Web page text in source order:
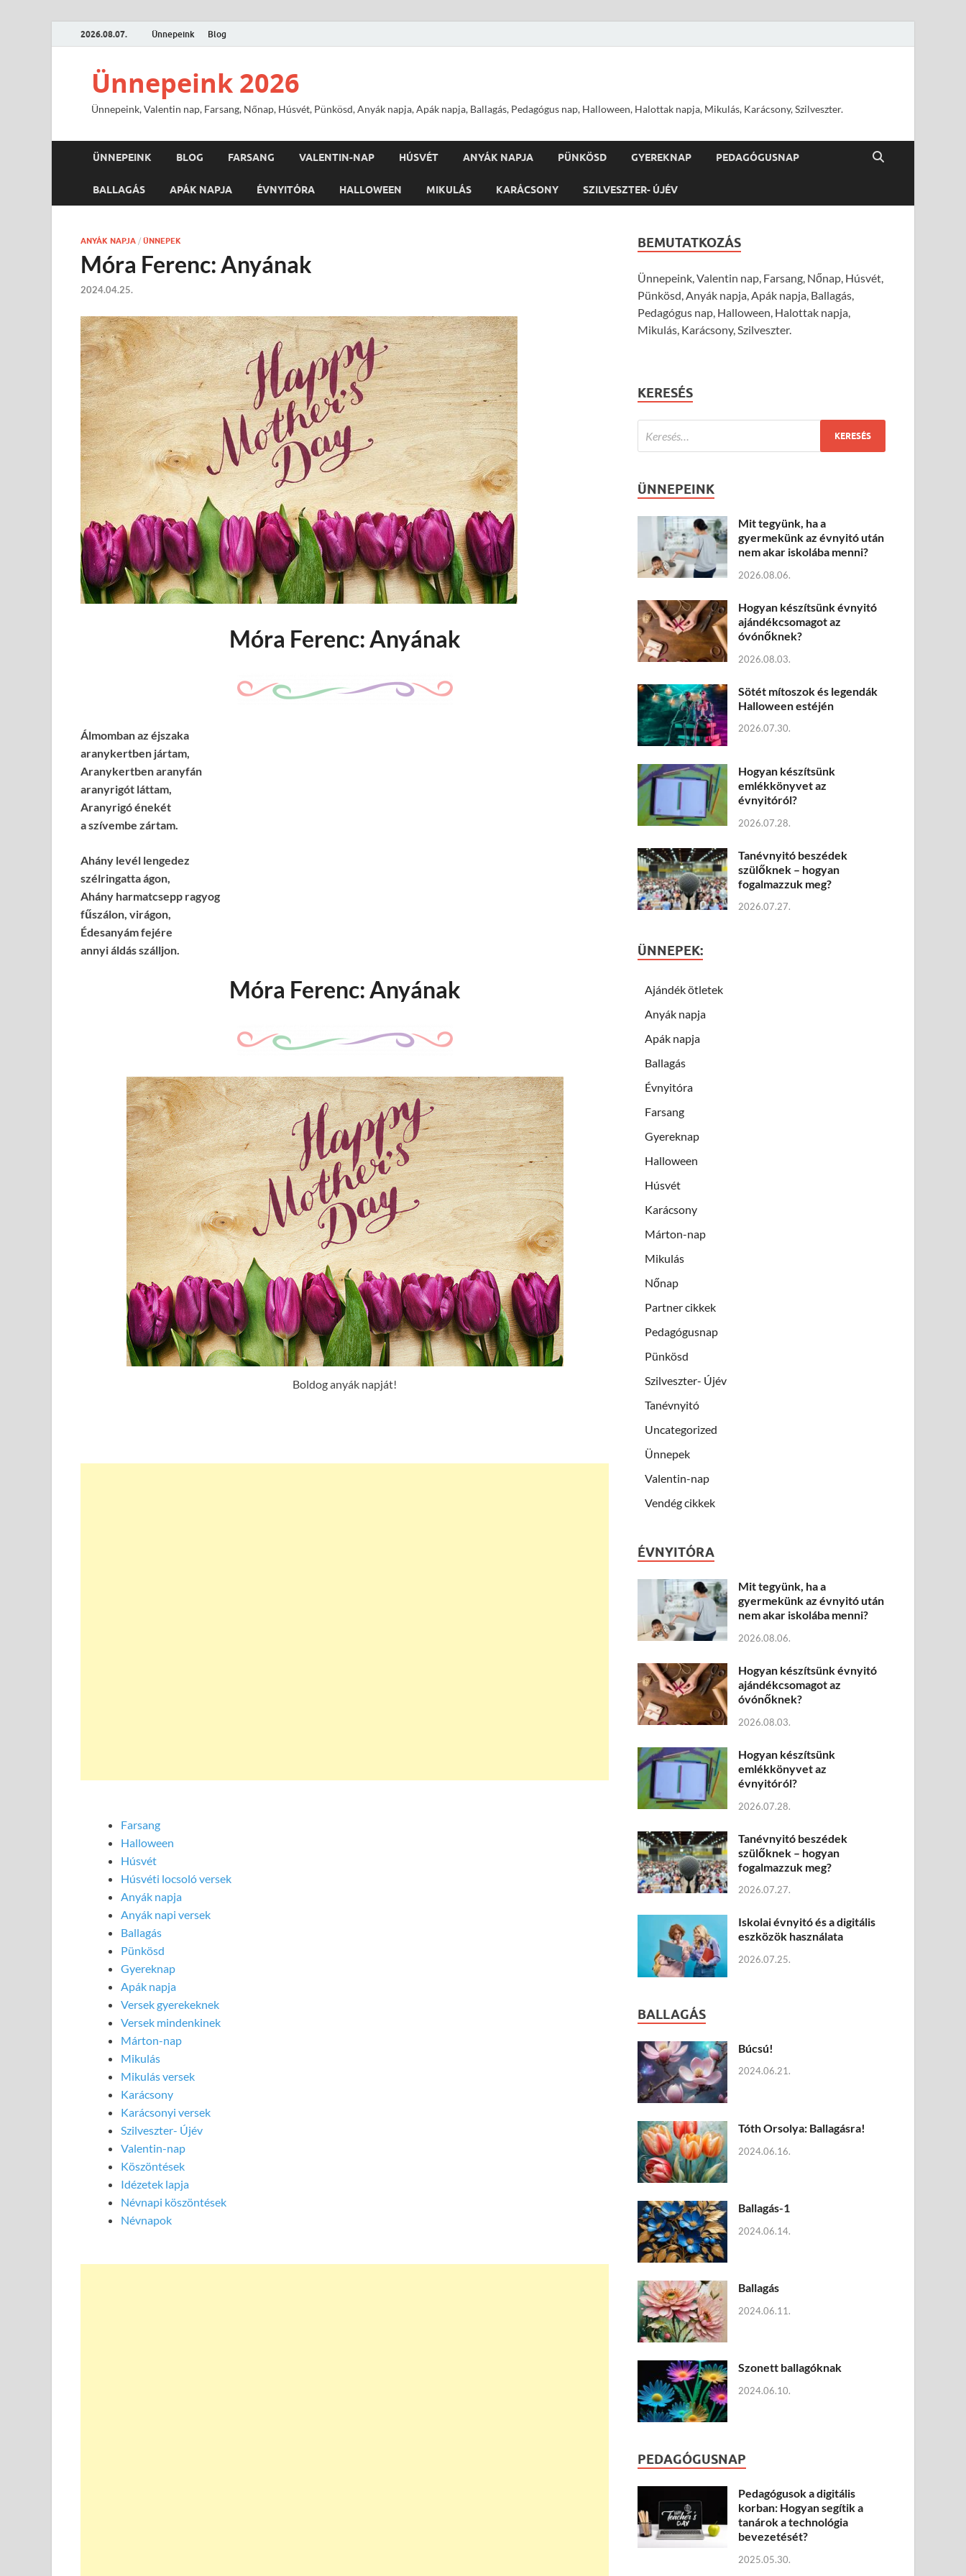
2026.08.07. Ünnepeink Blog
Ünnepeink 2026
Ünnepeink, Valentin nap, Farsang, Nőnap, Húsvét, Pünkösd, Anyák napja, Apák napja, Ballagás, Pedagógus nap, Halloween, Halottak napja, Mikulás, Karácsony, Szilveszter.
ÜNNEPEINK BLOG FARSANG VALENTIN-NAP HÚSVÉT ANYÁK NAPJA PÜNKÖSD GYEREKNAP PEDAGÓGUSNAP
BALLAGÁS APÁK NAPJA ÉVNYITÓRA HALLOWEEN MIKULÁS KARÁCSONY SZILVESZTER- ÚJÉV
ANYÁK NAPJA / ÜNNEPEK
Móra Ferenc: Anyának
2024.04.25.
Móra Ferenc: Anyának
Álmomban az éjszaka
aranykertben jártam,
Aranykertben aranyfán
aranyrigót láttam,
Aranyrigó énekét
a szívembe zártam.
Ahány levél lengedez
szélringatta ágon,
Ahány harmatcsepp ragyog
fűszálon, virágon,
Édesanyám fejére
annyi áldás szálljon.
Móra Ferenc: Anyának
Boldog anyák napját!
Farsang
Halloween
Húsvét
Húsvéti locsoló versek
Anyák napja
Anyák napi versek
Ballagás
Pünkösd
Gyereknap
Apák napja
Versek gyerekeknek
Versek mindenkinek
Márton-nap
Mikulás
Mikulás versek
Karácsony
Karácsonyi versek
Szilveszter- Újév
Valentin-nap
Köszöntések
Idézetek lapja
Névnapi köszöntések
Névnapok
BEMUTATKOZÁS
Ünnepeink, Valentin nap, Farsang, Nőnap, Húsvét,
Pünkösd, Anyák napja, Apák napja, Ballagás,
Pedagógus nap, Halloween, Halottak napja,
Mikulás, Karácsony, Szilveszter.
KERESÉS
ÜNNEPEINK
Mit tegyünk, ha a
gyermekünk az évnyitó után
nem akar iskolába menni?
2026.08.06.
Hogyan készítsünk évnyitó
ajándékcsomagot az
óvónőknek?
2026.08.03.
Sötét mítoszok és legendák
Halloween estéjén
2026.07.30.
Hogyan készítsünk
emlékkönyvet az
évnyitóról?
2026.07.28.
Tanévnyitó beszédek
szülőknek – hogyan
fogalmazzuk meg?
2026.07.27.
ÜNNEPEK:
Ajándék ötletek
Anyák napja
Apák napja
Ballagás
Évnyitóra
Farsang
Gyereknap
Halloween
Húsvét
Karácsony
Márton-nap
Mikulás
Nőnap
Partner cikkek
Pedagógusnap
Pünkösd
Szilveszter- Újév
Tanévnyitó
Uncategorized
Ünnepek
Valentin-nap
Vendég cikkek
ÉVNYITÓRA
Mit tegyünk, ha a
gyermekünk az évnyitó után
nem akar iskolába menni?
2026.08.06.
Hogyan készítsünk évnyitó
ajándékcsomagot az
óvónőknek?
2026.08.03.
Hogyan készítsünk
emlékkönyvet az
évnyitóról?
2026.07.28.
Tanévnyitó beszédek
szülőknek – hogyan
fogalmazzuk meg?
2026.07.27.
Iskolai évnyitó és a digitális
eszközök használata
2026.07.25.
BALLAGÁS
Búcsú!
2024.06.21.
Tóth Orsolya: Ballagásra!
2024.06.16.
Ballagás-1
2024.06.14.
Ballagás
2024.06.11.
Szonett ballagóknak
2024.06.10.
PEDAGÓGUSNAP
Pedagógusok a digitális
korban: Hogyan segítik a
tanárok a technológia
bevezetését?
2025.05.30.